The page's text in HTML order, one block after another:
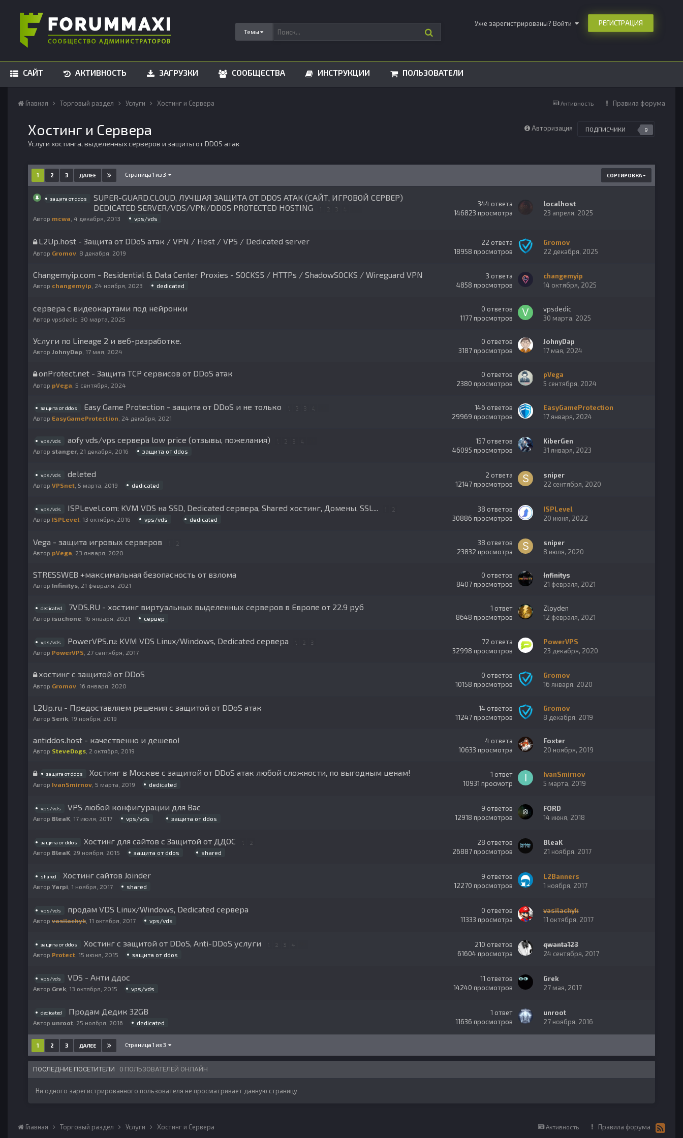
Темы
Уже зарегистрированы? Войти РЕГИСТРАЦИЯ
САЙТ АКТИВНОСТЬ ЗАГРУЗКИ СООБЩЕСТВА ИНСТРУКЦИИ ПОЛЬЗОВАТЕЛИ
Активность Правила форума
Главная Торговый раздел Услуги Хостинг и Сервера
Хостинг и Сервера Авторизация ПОДПИСЧИКИ 9
Услуги хостинга, выделенных серверов и защиты от DDOS атак
СОРТИРОВКА
1 2 3 ДАЛЕЕ Страница 1 из 3
защита от ddos
SUPER-GUARD.CLOUD, ЛУЧШАЯ ЗАЩИТА ОТ DDOS АТАК (САЙТ, ИГРОВОЙ СЕРВЕР)
DEDICATED SERVER/VDS/VPN/DDOS PROTECTED HOSTING
2 3 4
Автор mcwa 4 декабря, 2013 vps/vds
344 ответа
146823 просмотра
localhost
23 апреля, 2025
L2Up.host - Защита от DDoS атак / VPN / Host / VPS / Dedicated server
Автор Gromov 8 декабря, 2019
22 ответа
18958 просмотров
Gromov
22 декабря, 2025
Changemyip.com - Residential & Data Center Proxies - SOCKS5 / HTTPs / ShadowSOCKS / Wireguard VPN
Автор changemyip 24 ноября, 2023 dedicated
3 ответа
4858 просмотров
changemyip
14 октября, 2025
сервера с видеокартами под нейронки
Автор vpsdedic 30 марта, 2025
0 ответов
1177просмотров
vpsdedic
30 марта, 2025
Услуги по Lineage 2 и веб-разработке.
Автор JohnyDap 17 мая, 2024
0 ответов
3187просмотров
JohnyDap
17 мая, 2024
onProtect.net - Защита TCP сервисов от DDoS атак
Автор pVega 5 сентября, 2024
0 ответов
2380 просмотров
pVega
5 сентября, 2024
защита от ddos Easy Game Protection - защита от DDoS и не только 2 3 4
Автор EasyGameProtection 24 декабря, 2021
146 ответов
29969 просмотров
EasyGameProtection
17 января, 2024
vps/vds aofy vds/vps сервера low price (отзывы, пожелания) 2 3 4
Автор stanger, 21 декабря, 2016 защита от ddos
157 ответов
46095 просмотров
KiberGen
31 января, 2023
vps/vds deleted
Автор VPSnet 5 марта, 2019 dedicated
2 ответа
12147просмотров
sniper
22 сентября, 2020
vps/vds ISPLevel.com: KVM VDS на SSD, Dedicated сервера, Shared хостинг, Домены, SSL... 2
Автор ISPLevel 13 октября, 2016 vps/vds dedicated
38 ответов
30886 просмотров
ISPLevel
20 июня, 2022
Vega - защита игровых серверов 2
Автор pVega 23 января, 2020
38 ответов
23832 просмотра
sniper
8 июля, 2020
STRESSWEB +максимальная безопасность от взлома
Автор Infinitys 21 февраля, 2021
0 ответов
8407просмотров
Infinitys
21 февраля, 2021
dedicated 7VDS.RU - хостинг виртуальных выделенных серверов в Европе от 22.9 руб
Автор isuchone 16 января, 2021 сервер
1 ответ
8648 просмотров
Zloyden
12 февраля, 2021
vps/vds PowerVPS.ru: KVM VDS Linux/Windows, Dedicated сервера 2 3
Автор PowerVPS 27 сентября, 2017
72 ответа
32998 просмотров
PowerVPS
23 декабря, 2020
хостинг с защитой от DDoS
Автор Gromov 16 января, 2020
0 ответов
10158 просмотров
Gromov
16 января, 2020
L2Up.ru - Предоставляем решения с защитой от DDoS атак
Автор Serik 19 ноября, 2019
14 ответов
11247просмотров
Gromov
8 декабря, 2019
antiddos.host - качественно и дешево!
Автор SteveDogs 2 октября, 2019
4 ответа
10633 просмотра
Foxter
20 ноября, 2019
защита от ddos Хостинг в Москве с защитой от DDoS атак любой сложности, по выгодным ценам!
Автор IvanSmirnov 5 марта, 2019 dedicated
1 ответ
10931 просмотр
IvanSmirnov
5 марта, 2019
vps/vds VPS любой конфигурации для Вас
Автор BleaK 17 июля, 2017 vps/vds защита от ddos
9 ответов
12918 просмотров
FORD
14 июня, 2018
защита от ddos Хостинг для сайтов с Защитой от ДДОС 2
Автор BleaK 29 ноября, 2015 защита от ddos shared
28 ответов
26887просмотров
BleaK
21 ноября, 2017
shared Хостинг сайтов Joinder
Автор Yarpi 1 ноября, 2017 shared
9 ответов
12270 просмотров
L2Banners
1 ноября, 2017
vps/vds продам VDS Linux/Windows, Dedicated сервера
Автор vasilachyk 11 октября, 2017 vps/vds
0 ответов
11333 просмотра
vasilachyk
11 октября, 2017
защита от ddos Хостинг с защитой от DDoS, Anti-DDoS услуги 2 3 4
Автор Protect 15 июня, 2015 защита от ddos
210 ответов
61604 просмотра
qwanta123
24 сентября, 2017
vps/vds VDS - Анти ддос
Автор Grek 13 октября, 2015 vps/vds
11 ответов
14240 просмотров
Grek
27 мая, 2017
dedicated Продам Дедик 32GB
Автор unroot 25 ноября, 2016 dedicated
1 ответ
11636 просмотров
unroot
27 ноября, 2016
1 2 3 ДАЛЕЕ Страница 1 из 3
ПОСЛЕДНИЕ ПОСЕТИТЕЛИ 0 ПОЛЬЗОВАТЕЛЕЙ ОНЛАЙН
Ни одного зарегистрированного пользователя не просматривает данную страницу
Активность Правила форума
Главная Торговый раздел Услуги Хостинг и Сервера